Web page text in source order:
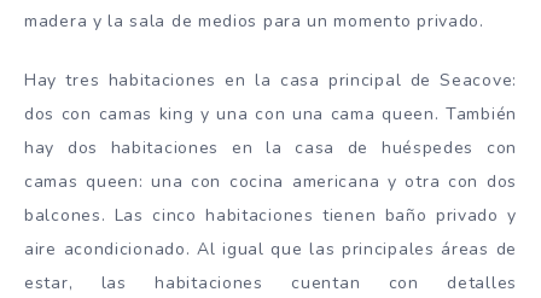
madera y la sala de medios para un momento privado.
Hay tres habitaciones en la casa principal de Seacove:
dos con camas king y una con una cama queen. También
hay dos habitaciones en la casa de huéspedes con
camas queen: una con cocina americana y otra con dos
balcones. Las cinco habitaciones tienen baño privado y
aire acondicionado. Al igual que las principales áreas de
estar, las habitaciones cuentan con detalles